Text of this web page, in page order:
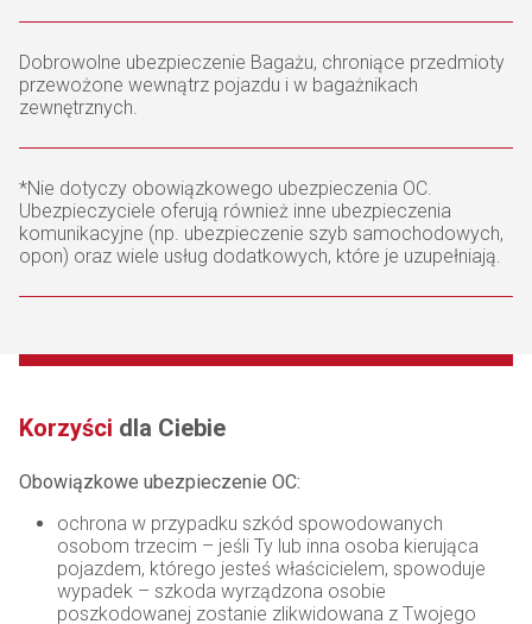
Dobrowolne ubezpieczenie Bagażu, chroniące przedmioty
przewożone wewnątrz pojazdu i w bagażnikach
zewnętrznych.
*Nie dotyczy obowiązkowego ubezpieczenia OC.
Ubezpieczyciele oferują również inne ubezpieczenia
komunikacyjne (np. ubezpieczenie szyb samochodowych,
opon) oraz wiele usług dodatkowych, które je uzupełniają.
Korzyści dla Ciebie
Obowiązkowe ubezpieczenie OC:
ochrona w przypadku szkód spowodowanych
osobom trzecim – jeśli Ty lub inna osoba kierująca
pojazdem, którego jesteś właścicielem, spowoduje
wypadek – szkoda wyrządzona osobie
poszkodowanej zostanie zlikwidowana z Twojego